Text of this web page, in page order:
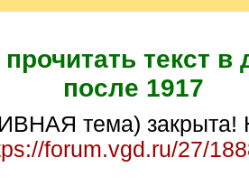
текст в
после 1917
тема) закрыта!
forum.vgd.ru/27/